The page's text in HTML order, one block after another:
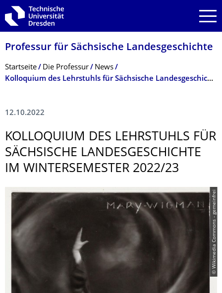
Zur Hauptnavigation springen
Zur Suche springen
Zum Inhalt springen
Professur für Sächsische Landesgeschichte
Breadcrumb-Menü
Startseite Die Professur
News
Kolloquium des Lehrstuhls für Sächsische Landesgeschichte im Wintersemester 2022/23
12.10.2022
KOLLOQUIUM DES LEHRSTUHLS FÜR
SÄCHSISCHE LANDESGESCHICH­TE
IM WINTERSEMESTER 2022/23
© Wikimedia Commons - gemeinfrei